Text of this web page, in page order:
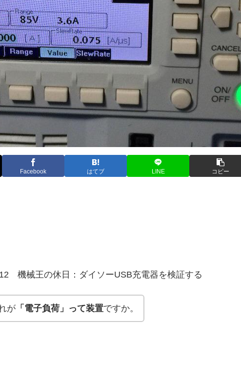
Facebook はてブ LINE コピー
機械王の休日：ダイソーUSB充電器を検証する
が 「電子負荷」って装置ですか。